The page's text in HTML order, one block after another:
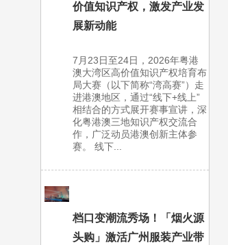
价值知识产权，激发产业发
展新动能
7月23日至24日，2026年粤港
澳大湾区高价值知识产权培育布
局大赛（以下简称“湾高赛”）走
进港澳地区，通过“线下+线上”
相结合的方式展开赛事宣讲，深
化粤港澳三地知识产权交流合
作，广泛动员港澳创新主体参
赛。 线下...
档口变潮流秀场！「烟火源
头购」激活广州服装产业带